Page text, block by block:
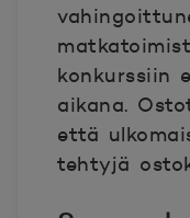
konkurssiin
aikana.
että
tehtyjä